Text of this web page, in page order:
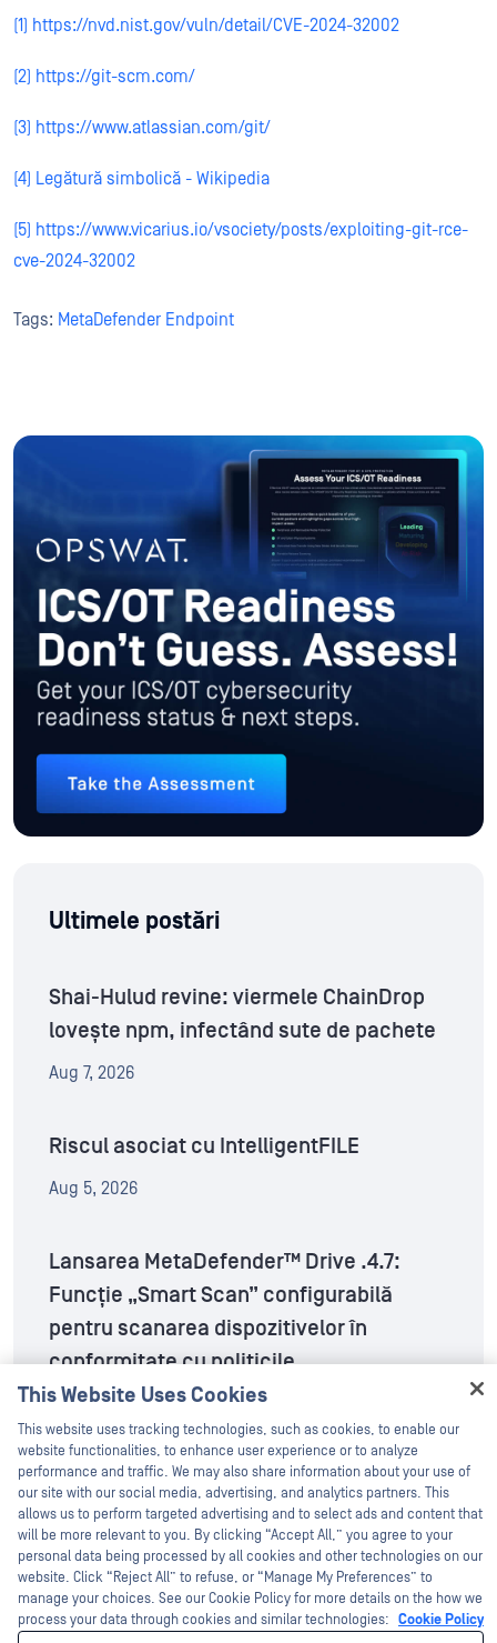
(1) https://nvd.nist.gov/vuln/detail/CVE-2024-32002
(2) https://git-scm.com/
(3) https://www.atlassian.com/git/
(4) Legătură simbolică - Wikipedia
(5) https://www.vicarius.io/vsociety/posts/exploiting-git-rce-
cve-2024-32002
Tags: MetaDefender Endpoint
Ultimele postări
Shai-Hulud revine: viermele ChainDrop
lovește npm, infectând sute de pachete
Aug 7, 2026
Riscul asociat cu IntelligentFILE
Aug 5, 2026
Lansarea MetaDefender™ Drive .4.7:
Funcție „Smart Scan” configurabilă
pentru scanarea dispozitivelor în
conformitate cu politicile
Aug 4, 2026
Lansarea MetaDefender™ Core .21.0
Aug 4, 2026
Serialul documentar despre securitate
cibernetică „Into the Breach” OPSWATva
This Website Uses Cookies
This website uses tracking technologies, such as cookies, to enable our
website functionalities, to enhance user experience or to analyze
performance and traffic. We may also share information about your use of
our site with our social media, advertising, and analytics partners. This
allows us to perform targeted advertising and to select ads and content that
will be more relevant to you. By clicking “Accept All,” you agree to your
personal data being processed by all cookies and other technologies on our
website. Click “Reject All” to refuse, or “Manage My Preferences” to
manage your choices. See our Cookie Policy for more details on the how we
process your data through cookies and similar technologies: Cookie Policy
Hey there!
I'm Ozzy, your OPSWAT virtual assistant.
How can I help you secure what's critical
today?